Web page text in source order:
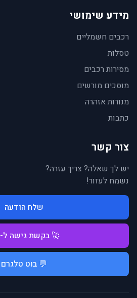
מידע שימושי
רכבים חשמליים
טסלות
מסירות רכבים
מוסכים מורשים
מנורות אזהרה
כתבות
צור קשר
יש לך שאלה? צריך עזרה?
נשמח לעזור!
שלח הודעה
🚀 בקשת גישה ל-API
💬 בוט טלגרם